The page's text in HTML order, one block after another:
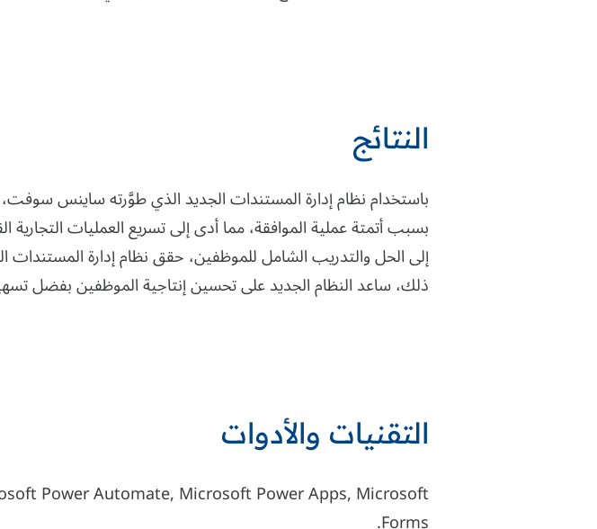
النتائج
باستخدام نظام إدارة المستندات الجديد الذي طوَّرته ساينس
بسبب أتمتة عملية الموافقة، مما أدى إلى تسريع العمليات
إلى الحل والتدريب الشامل للموظفين، حقق نظام إدارة
ذلك، ساعد النظام الجديد على تحسين إنتاجية الموظفين بفضل
التقنيات والأدوات
Power Automate, Microsoft Power Apps, Microsoft